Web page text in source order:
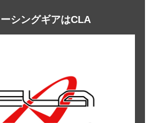
シングギアはCLA